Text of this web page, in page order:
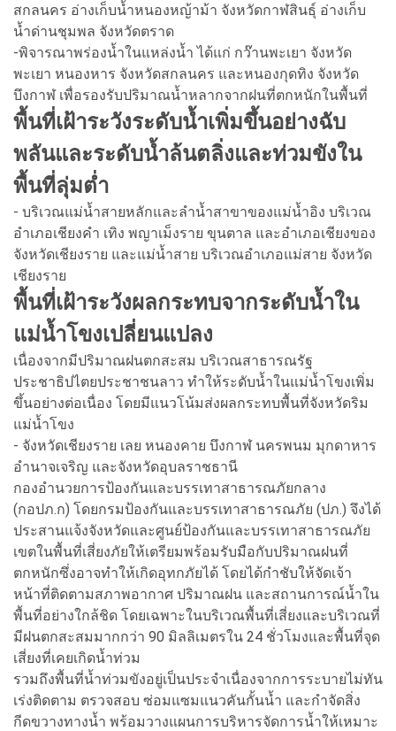
สกลนคร อ่างเก็บน้ำหนองหญ้าม้า จังหวัดกาฬสินธุ์ อ่างเก็บ
น้ำด่านชุมพล จังหวัดตราด
-พิจารณาพร่องน้ำในแหล่งน้ำ ได้แก่ กว๊านพะเยา จังหวัด
พะเยา หนองหาร จังหวัดสกลนคร และหนองกุดทิง จังหวัด
บึงกาฬ เพื่อรองรับปริมาณน้ำหลากจากฝนที่ตกหนักในพื้นที่
พื้นที่เฝ้าระวังระดับน้ำเพิ่มขึ้นอย่างฉับ
พลันและระดับน้ำล้นตลิ่งและท่วมขังใน
พื้นที่ลุ่มต่ำ
- บริเวณแม่น้ำสายหลักและลำน้ำสาขาของแม่น้ำอิง บริเวณ
อำเภอเชียงคำ เทิง พญาเม็งราย ขุนตาล และอำเภอเชียงของ
จังหวัดเชียงราย และแม่น้ำสาย บริเวณอำเภอแม่สาย จังหวัด
เชียงราย
พื้นที่เฝ้าระวังผลกระทบจากระดับน้ำใน
แม่น้ำโขงเปลี่ยนแปลง
เนื่องจากมีปริมาณฝนตกสะสม บริเวณสาธารณรัฐ
ประชาธิปไตยประชาชนลาว ทำให้ระดับน้ำในแม่น้ำโขงเพิ่ม
ขึ้นอย่างต่อเนื่อง โดยมีแนวโน้มส่งผลกระทบพื้นที่จังหวัดริม
แม่น้ำโขง
- จังหวัดเชียงราย เลย หนองคาย บึงกาฬ นครพนม มุกดาหาร
อำนาจเจริญ และจังหวัดอุบลราชธานี
กองอำนวยการป้องกันและบรรเทาสาธารณภัยกลาง
(กอปภ.ก) โดยกรมป้องกันและบรรเทาสาธารณภัย (ปภ.) จึงได้
ประสานแจ้งจังหวัดและศูนย์ป้องกันและบรรเทาสาธารณภัย
เขตในพื้นที่เสี่ยงภัยให้เตรียมพร้อมรับมือกับปริมาณฝนที่
ตกหนักซึ่งอาจทำให้เกิดอุทกภัยได้ โดยได้กำชับให้จัดเจ้า
หน้าที่ติดตามสภาพอากาศ ปริมาณฝน และสถานการณ์น้ำใน
พื้นที่อย่างใกล้ชิด โดยเฉพาะในบริเวณพื้นที่เสี่ยงและบริเวณที่
มีฝนตกสะสมมากกว่า 90 มิลลิเมตรใน 24 ชั่วโมงและพื้นที่จุด
เสี่ยงที่เคยเกิดน้ำท่วม
รวมถึงพื้นที่น้ำท่วมขังอยู่เป็นประจำเนื่องจากการระบายไม่ทัน
เร่งติดตาม ตรวจสอบ ซ่อมแซมแนวคันกั้นน้ำ และกำจัดสิ่ง
กีดขวางทางน้ำ พร้อมวางแผนการบริหารจัดการน้ำให้เหมาะ